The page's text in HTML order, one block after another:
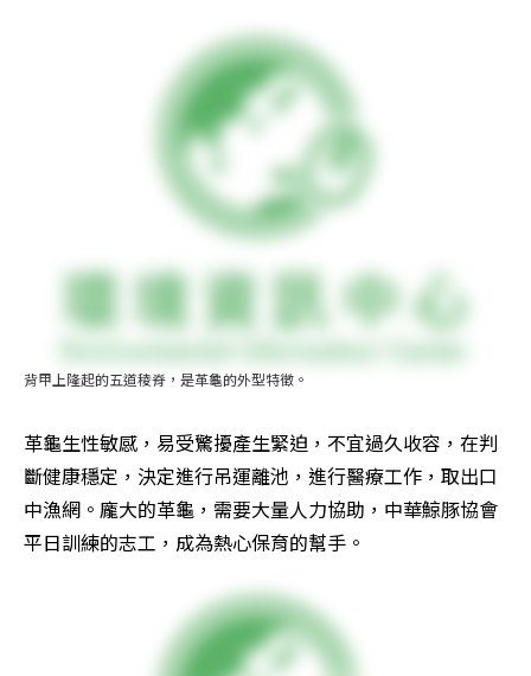
背甲上隆起的五道稜脊，是革龜的外型特徵。
革龜生性敏感，易受驚擾產生緊迫，不宜過久收容，在判
斷健康穩定，決定進行吊運離池，進行醫療工作，取出口
中漁網。龐大的革龜，需要大量人力協助，中華鯨豚協會
平日訓練的志工，成為熱心保育的幫手。